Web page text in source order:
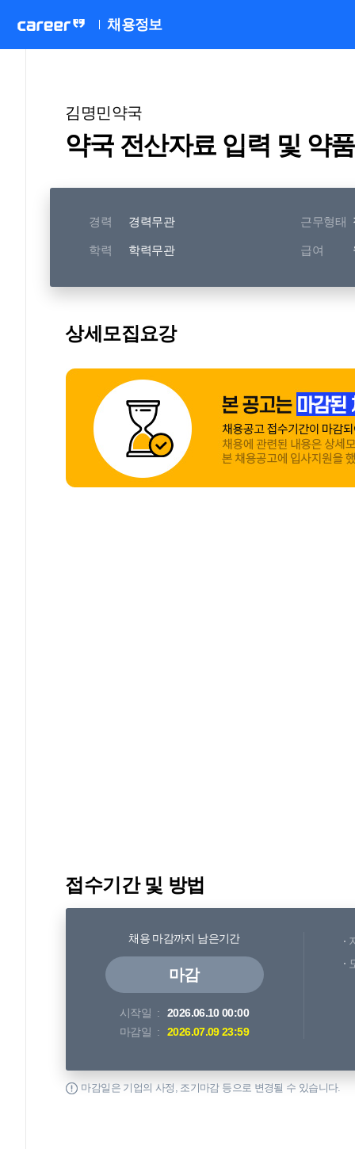
채용정보
김명민약국
약국 전산자료 입력 및 약
경력 경력무관 근무형태
학력 학력무관 급여
상세모집요강
접수기간 및 방법
채용 마감까지 남은기간
마감
시작일
2026.06.10 00:00
마감일
2026.07.09 23:59
마감일은 기업의 사정, 조기마감 등으로 변경될 수 있습니다.